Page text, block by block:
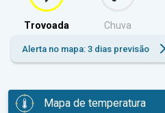
Trovoada Chuva
Alerta no mapa: 3 dias previsão
Mapa de temperatura